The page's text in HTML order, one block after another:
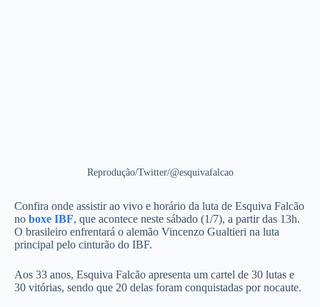
Reprodução/Twitter/@esquivafalcao
Confira onde assistir ao vivo e horário da luta de Esquiva Falcão
no boxe IBF, que acontece neste sábado (1/7), a partir das 13h.
O brasileiro enfrentará o alemão Vincenzo Gualtieri na luta
principal pelo cinturão do IBF.
Aos 33 anos, Esquiva Falcão apresenta um cartel de 30 lutas e
30 vitórias, sendo que 20 delas foram conquistadas por nocaute.